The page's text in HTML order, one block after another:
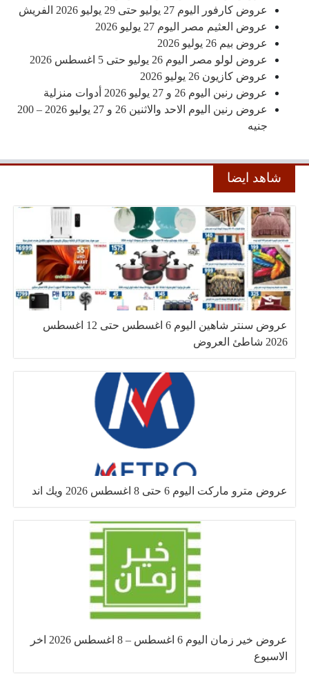
عروض كارفور اليوم 27 يوليو حتى 29 يوليو 2026 الفريش
عروض العثيم مصر اليوم 27 يوليو 2026
عروض بيم 26 يوليو 2026
عروض لولو مصر اليوم 26 يوليو حتى 5 اغسطس 2026
عروض كازيون 26 يوليو 2026
عروض رنين اليوم 26 و 27 يوليو 2026 أدوات منزلية
عروض رنين اليوم الاحد والاثنين 26 و 27 يوليو 2026 – 200
جنيه
شاهد ايضا
عروض سنتر شاهين اليوم 6 اغسطس حتى 12 اغسطس
2026 شاطئ العروض
عروض مترو ماركت اليوم 6 حتى 8 اغسطس 2026 ويك اند
عروض خير زمان اليوم 6 اغسطس – 8 اغسطس 2026 اخر
الاسبوع